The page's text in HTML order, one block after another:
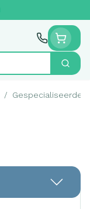
Zoek
/ Gespecialiseerde